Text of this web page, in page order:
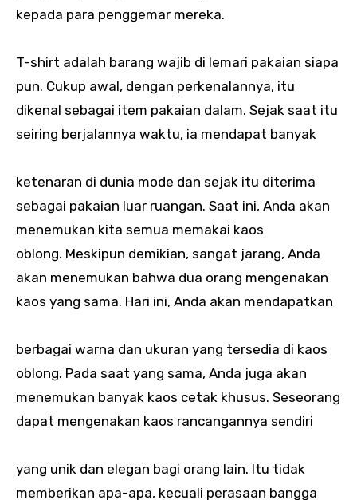
kepada para penggemar mereka.
T-shirt adalah barang wajib di lemari pakaian siapa
pun. Cukup awal, dengan perkenalannya, itu
dikenal sebagai item pakaian dalam. Sejak saat itu
seiring berjalannya waktu, ia mendapat banyak
ketenaran di dunia mode dan sejak itu diterima
sebagai pakaian luar ruangan. Saat ini, Anda akan
menemukan kita semua memakai kaos
oblong. Meskipun demikian, sangat jarang, Anda
akan menemukan bahwa dua orang mengenakan
kaos yang sama. Hari ini, Anda akan mendapatkan
berbagai warna dan ukuran yang tersedia di kaos
oblong. Pada saat yang sama, Anda juga akan
menemukan banyak kaos cetak khusus. Seseorang
dapat mengenakan kaos rancangannya sendiri
yang unik dan elegan bagi orang lain. Itu tidak
memberikan apa-apa, kecuali perasaan bangga